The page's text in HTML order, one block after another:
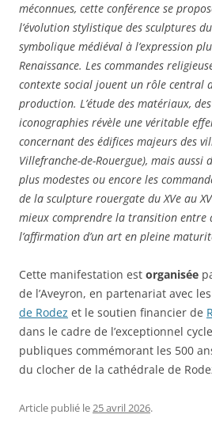
méconnues, cette conférence se
l’évolution stylistique des sculptures
symbolique médiéval à l’expression
Renaissance. Les commandes
contexte social jouent un rôle central
production. L’étude des matériaux,
iconographies révèle une véritable
concernant des édifices majeurs des
Villefranche-de-Rouergue), mais aussi
plus modestes ou encore les
de la sculpture rouergate du XVe au
mieux comprendre la transition entre
l’affirmation d’un art en pleine
Cette manifestation est organisée
de l’Aveyron, en partenariat avec les
de Rodez et le soutien financier de
dans le cadre de l’exceptionnel
publiques commémorant les 500
du clocher de la cathédrale de
Article publié le25 avril 2026.